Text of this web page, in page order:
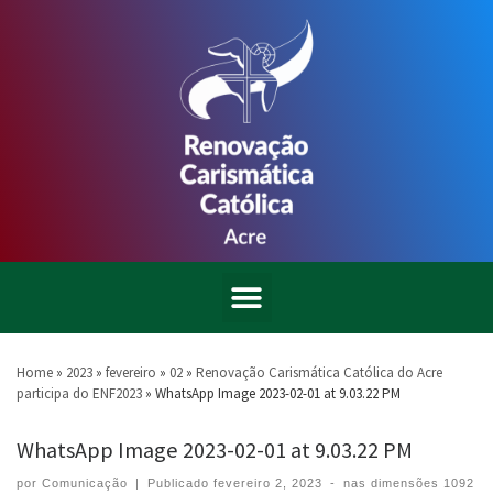
Home » 2023 » fevereiro » 02 » Renovação Carismática Católica do Acre
participa do ENF2023 » WhatsApp Image 2023-02-01 at 9.03.22 PM
WhatsApp Image 2023-02-01 at 9.03.22 PM
por Comunicação | Publicadofevereiro 2, 2023 - nas dimensões 1092